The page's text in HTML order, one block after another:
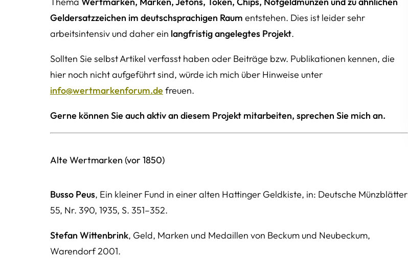
Geldersatzzeichen im deutschsprachigen Raum entstehen. Dies ist leider sehr
arbeitsintensiv und daher ein langfristig angelegtes Projekt.
Sollten Sie selbst Artikel verfasst haben oder Beiträge bzw. Publikationen kennen, die
hier noch nicht aufgeführt sind, würde ich mich über Hinweise unter
info@wertmarkenforum.defreuen.
Gerne können Sie auch aktiv an diesem Projekt mitarbeiten, sprechen Sie mich an.
Alte Wertmarken (vor 1850)
Busso Peus, Ein kleiner Fund in einer alten Hattinger Geldkiste, in: Deutsche Münzblätter
55, Nr. 390, 1935, S. 351–352.
Stefan Wittenbrink, Geld, Marken und Medaillen von Beckum und Neubeckum,
Warendorf 2001.